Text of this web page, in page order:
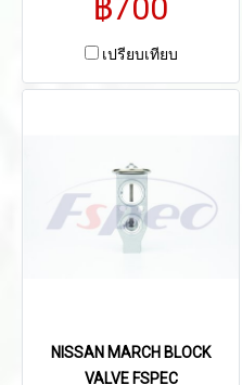
฿700
เปรียบเทียบ
NISSAN MARCH BLOCK
VALVE FSPEC